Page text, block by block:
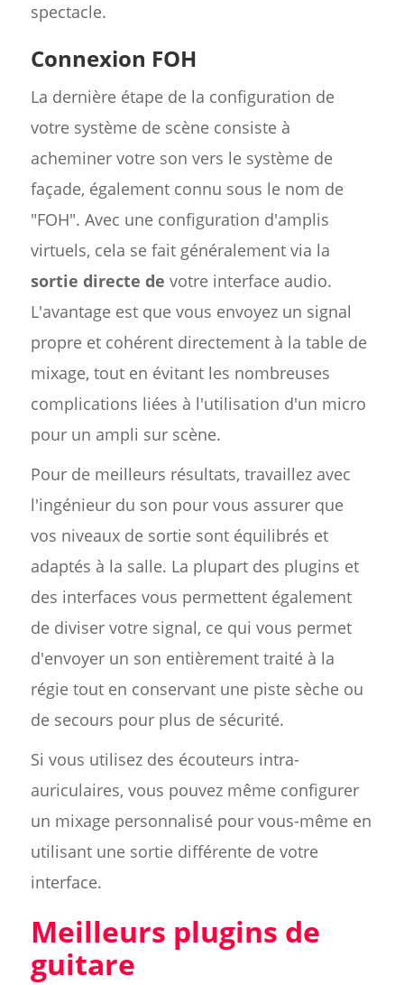
spectacle.
Connexion FOH
La dernière étape de la configuration de
votre système de scène consiste à
acheminer votre son vers le système de
façade, également connu sous le nom de
"FOH". Avec une configuration d'amplis
virtuels, cela se fait généralement via la
sortie directe de votre interface audio.
L'avantage est que vous envoyez un signal
propre et cohérent directement à la table de
mixage, tout en évitant les nombreuses
complications liées à l'utilisation d'un micro
pour un ampli sur scène.
Pour de meilleurs résultats, travaillez avec
l'ingénieur du son pour vous assurer que
vos niveaux de sortie sont équilibrés et
adaptés à la salle. La plupart des plugins et
des interfaces vous permettent également
de diviser votre signal, ce qui vous permet
d'envoyer un son entièrement traité à la
régie tout en conservant une piste sèche ou
de secours pour plus de sécurité.
Si vous utilisez des écouteurs intra-
auriculaires, vous pouvez même configurer
un mixage personnalisé pour vous-même en
utilisant une sortie différente de votre
interface.
Meilleurs plugins de
guitare